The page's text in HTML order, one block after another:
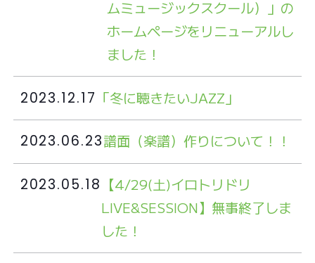
ムミュージックスクール）」の
ホームページをリニューアルし
ました！
2023.12.17 「冬に聴きたいJAZZ」
2023.06.23譜面（楽譜）作りについて！！
2023.05.18 【4/29(土)イロトリドリ
LIVE&SESSION】無事終了しま
した！